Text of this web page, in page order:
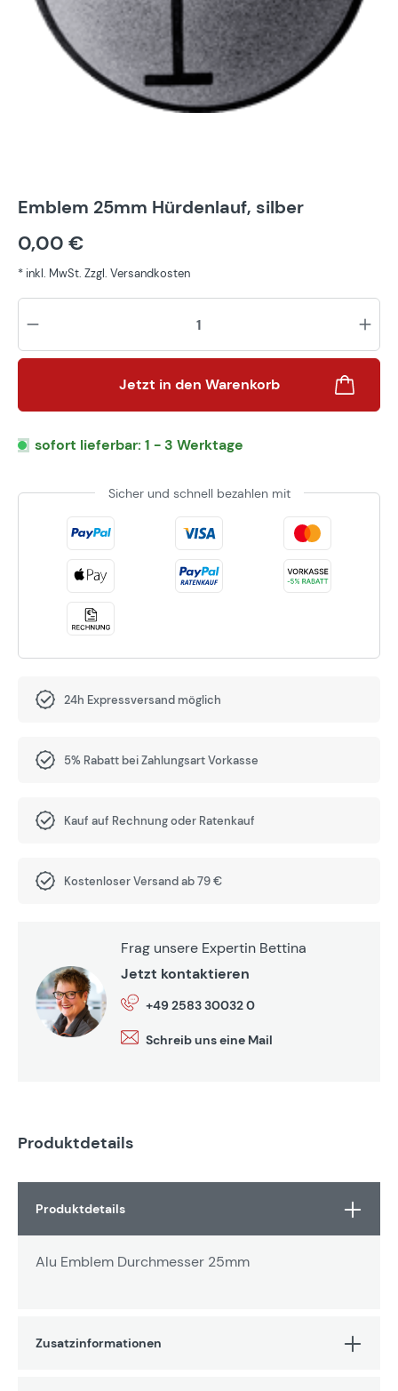
Emblem 25mm Hürdenlauf, silber
0,00 €
* inkl. MwSt. Zzgl. Versandkosten
Jetzt in den Warenkorb
sofort lieferbar: 1 - 3 Werktage
Sicher und schnell bezahlen mit
24h Expressversand möglich
5% Rabatt bei Zahlungsart Vorkasse
Kauf auf Rechnung oder Ratenkauf
Kostenloser Versand ab 79 €
Frag unsere Expertin Bettina
Jetzt kontaktieren
+49 2583 30032 0
Schreib uns eine Mail
Produktdetails
Produktdetails
Alu Emblem Durchmesser 25mm
Zusatzinformationen